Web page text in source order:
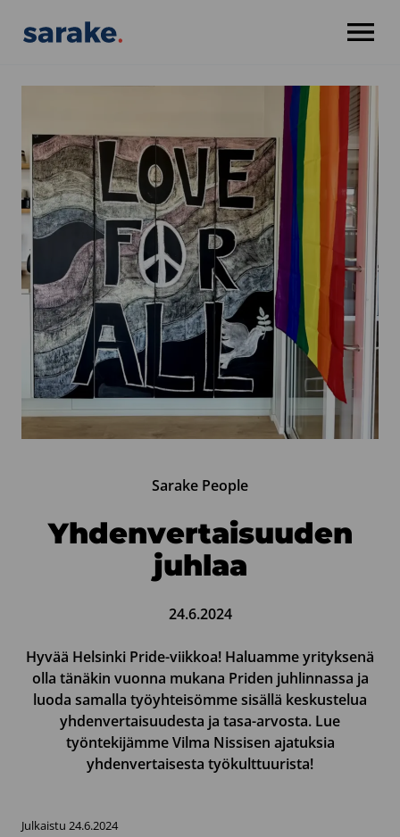
Sarake People
Yhdenvertaisuuden
juhlaa
24.6.2024
Hyvää Helsinki Pride-viikkoa! Haluamme yrityksenä
olla tänäkin vuonna mukana Priden juhlinnassa ja
luoda samalla työyhteisömme sisällä keskustelua
yhdenvertaisuudesta ja tasa-arvosta. Lue
työntekijämme Vilma Nissisen ajatuksia
yhdenvertaisesta työkulttuurista!
Julkaistu 24.6.2024